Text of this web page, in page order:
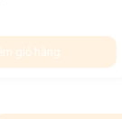
giỏ hàng